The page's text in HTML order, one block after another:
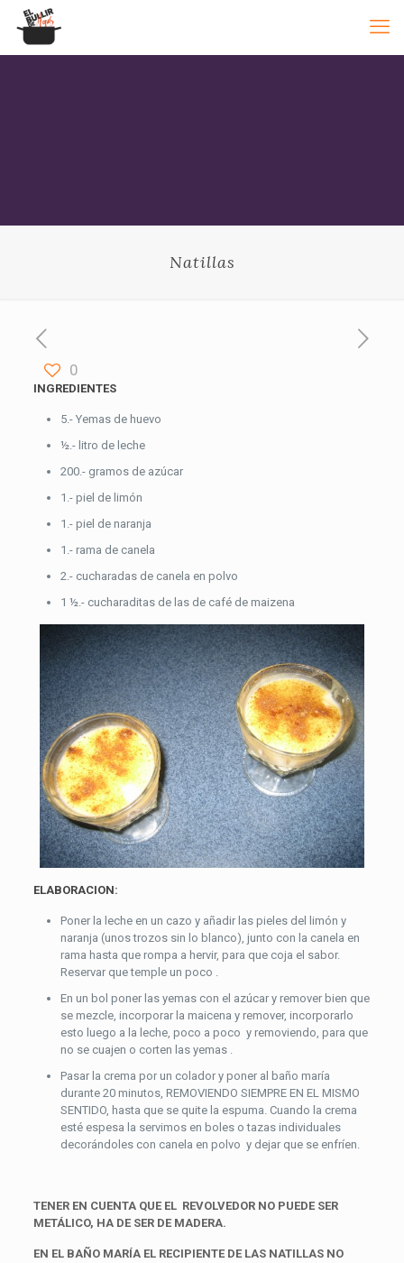
Natillas
0
INGREDIENTES
5.- Yemas de huevo
½.- litro de leche
200.- gramos de azúcar
1.- piel de limón
1.- piel de naranja
1.- rama de canela
2.- cucharadas de canela en polvo
1 ½.- cucharaditas de las de café de maizena
ELABORACION:
Poner la leche en un cazo y añadir las pieles del limón y
naranja (unos trozos sin lo blanco), junto con la canela en
rama hasta que rompa a hervir, para que coja el sabor.
Reservar que temple un poco .
En un bol poner las yemas con el azúcar y remover bien que
se mezcle, incorporar la maicena y remover, incorporarlo
esto luego a la leche, poco a poco y removiendo, para que
no se cuajen o corten las yemas .
Pasar la crema por un colador y poner al baño maría
durante 20 minutos, REMOVIENDO SIEMPRE EN EL MISMO
SENTIDO, hasta que se quite la espuma. Cuando la crema
esté espesa la servimos en boles o tazas individuales
decorándoles con canela en polvo y dejar que se enfríen.
TENER EN CUENTA QUE EL REVOLVEDOR NO PUEDE SER
METÁLICO, HA DE SER DE MADERA.
EN EL BAÑO MARÍA EL RECIPIENTE DE LAS NATILLAS NO